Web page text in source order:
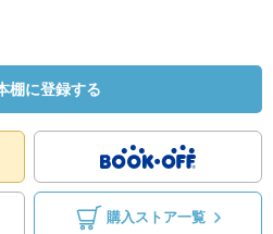
棚に登録する
購入ストア一覧